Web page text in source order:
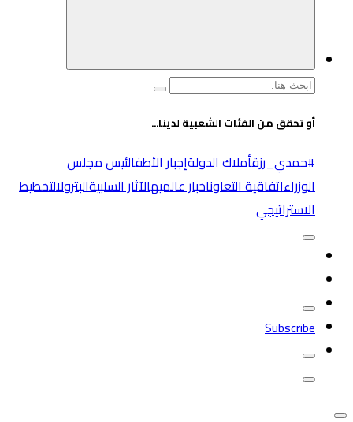
البحث
أو تحقق من الفئات الشعبية لدينا...
#حمدي_رزقأملاك الدولةإجبار الأطفالئيس مجلس
الوزراءاتفاقية التعاوناخبار عالميهالآثار السلبيةالبترولالتخطيط
الاستراتيجي
Subscribe